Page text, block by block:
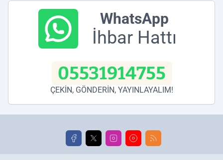
WhatsApp
İhbar Hattı
05531914755
ÇEKİN, GÖNDERİN, YAYINLAYALIM!